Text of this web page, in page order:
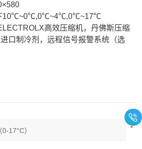
下10℃~0℃,0℃~4℃,0℃~17℃
高效压缩机，丹佛斯压缩
口制冷剂，远程信号报警系统（选